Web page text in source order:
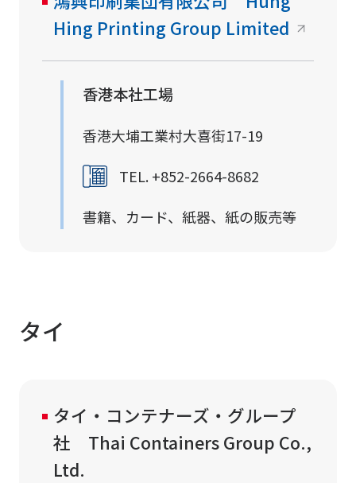
Hing Printing Group Limited
香港本社工場
香港大埔工業村大喜街17-19
TEL. +852-2664-8682
書籍、カード、紙器、紙の販売等
タイ
タイ・コンテナーズ・グループ
社 Thai Containers Group Co.,
Ltd.